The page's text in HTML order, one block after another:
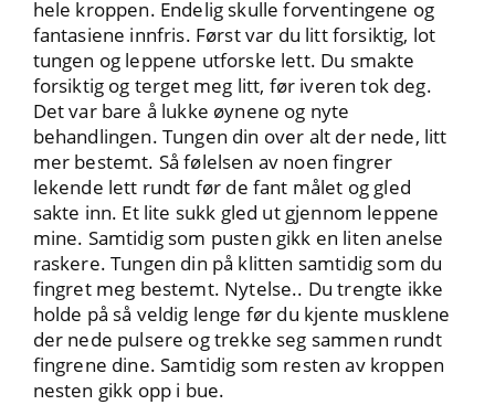
hele kroppen. Endelig skulle forventingene og
fantasiene innfris. Først var du litt forsiktig, lot
tungen og leppene utforske lett. Du smakte
forsiktig og terget meg litt, før iveren tok deg.
Det var bare å lukke øynene og nyte
behandlingen. Tungen din over alt der nede, litt
mer bestemt. Så følelsen av noen fingrer
lekende lett rundt før de fant målet og gled
sakte inn. Et lite sukk gled ut gjennom leppene
mine. Samtidig som pusten gikk en liten anelse
raskere. Tungen din på klitten samtidig som du
fingret meg bestemt. Nytelse.. Du trengte ikke
holde på så veldig lenge før du kjente musklene
der nede pulsere og trekke seg sammen rundt
fingrene dine. Samtidig som resten av kroppen
nesten gikk opp i bue.